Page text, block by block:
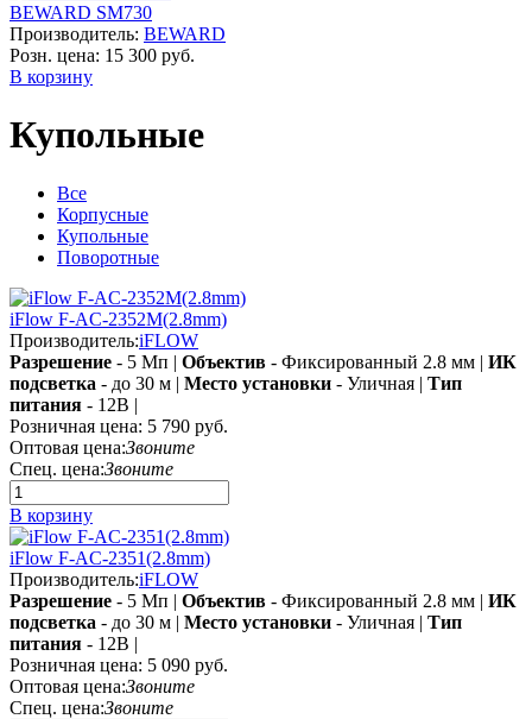
BEWARD SM730
Производитель: BEWARD
Розн. цена: 15 300 руб.
В корзину
Купольные
Все
Корпусные
Купольные
Поворотные
iFlow F-AC-2352M(2.8mm)
Производитель:iFLOW
Разрешение - 5 Мп | Объектив - Фиксированный 2.8 мм | ИК
подсветка - до 30 м | Место установки - Уличная | Тип
питания - 12В |
Розничная цена: 5 790 руб.
Оптовая цена:Звоните
Спец. цена:Звоните
В корзину
iFlow F-AC-2351(2.8mm)
Производитель:iFLOW
Разрешение - 5 Мп | Объектив - Фиксированный 2.8 мм | ИК
подсветка - до 30 м | Место установки - Уличная | Тип
питания - 12В |
Розничная цена: 5 090 руб.
Оптовая цена:Звоните
Спец. цена:Звоните